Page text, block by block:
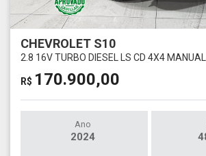
CHEVROLET S10
2.8 16V TURBO DIESEL LS CD 4X4 MANUAL
R$ 170.900,00
Ano
2024